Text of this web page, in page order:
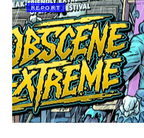
REPORT